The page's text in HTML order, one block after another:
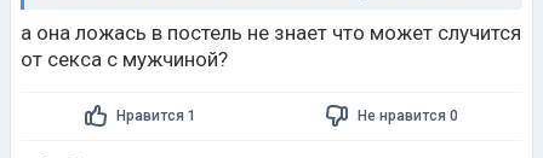
а она ложась в постель не знает что может случится
от секса с мужчиной?
Нравится 1 Не нравится 0